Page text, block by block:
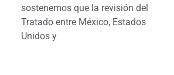
sostenemos que la revisión del
Tratado entre México, Estados
Unidos y